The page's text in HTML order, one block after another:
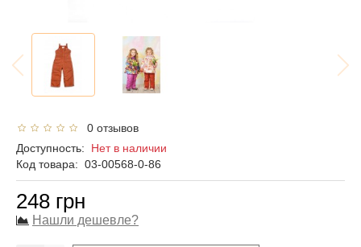
0 отзывов
Доступность: Нет в наличии
Код товара: 03-00568-0-86
248 грн
Нашли дешевле?